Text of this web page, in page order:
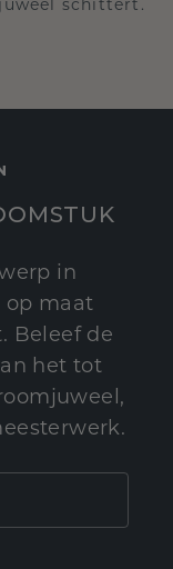
schittert.
in
op maat
Beleef de
het tot